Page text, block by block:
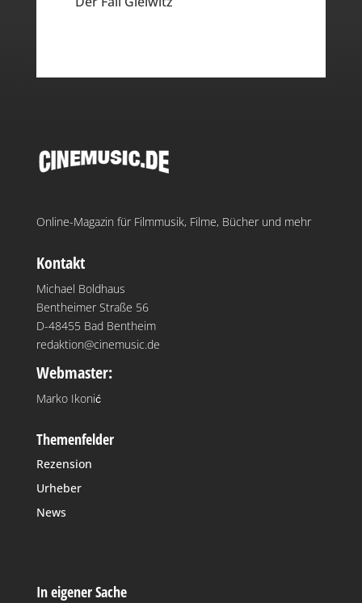
Online-Magazin für Filmmusik, Filme, Bücher und mehr
Kontakt
Michael Boldhaus
Bentheimer Straße 56
D-48455 Bad Bentheim
redaktion@cinemusic.de
Webmaster:
Marko Ikonić
Themenfelder
Rezension
Urheber
News
In eigener Sache